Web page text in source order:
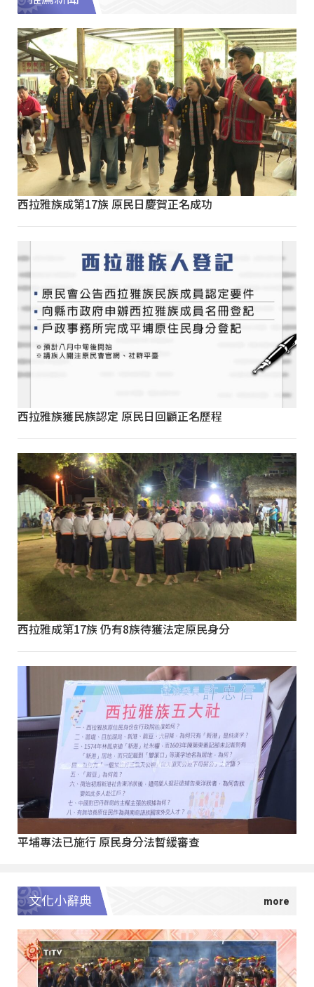
西拉雅族成第17族 原民日慶賀正名成功
西拉雅族獲民族認定 原民日回顧正名歷程
西拉雅成第17族 仍有8族待獲法定原民身分
平埔專法已施行 原民身分法暫緩審查
文化小辭典